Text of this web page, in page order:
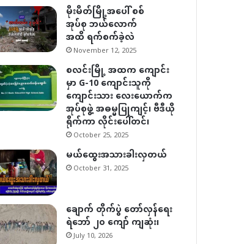
မိုးမိတ်မြို့အပေါ် စစ်
အုပ်စု ဘယ်လောက်
အထိ ရက်စက်ခဲ့လဲ
November 12, 2025
စလင်းမြို့ အထက ကျောင်း
မှာ G-10 ကျောင်းသူကို
ကျောင်းသား လေးယောက်က
အုပ်စုဖွဲ့ အဓမ္မပြုကျင့်၊ ဗီဒီယို
ရိုက်ကာ လိုင်းပေါ်တင်၊
October 25, 2025
မယ်ထွေးအသားခါးလှတယ်
October 31, 2025
ချောက် တိုက်ပွဲ တော်လှန်ရေး
ရဲဘော် ၂၀ ကျော် ကျဆုံး၊
July 10, 2026